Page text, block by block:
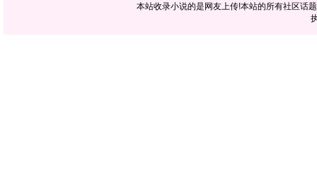
本站收录小说的是网友上传!本站的所有社区话